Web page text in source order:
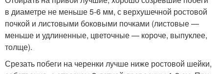
в диаметре не меньше 5-6 мм, с верхушечной ростовой
почкой и листовыми боковыми почками (листовые —
меньше и удлиненные, цветочные — короче, выпуклее,
толще).
Срезать побеги на черенки лучше ниже ростовой шейки,